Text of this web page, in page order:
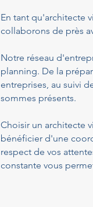
En tant qu'architecte
collaborons de près
Notre réseau
planning. De la
entreprises, au suivi
sommes présents.
Choisir un architecte
bénéficier d'une
respect de vos
constante vous